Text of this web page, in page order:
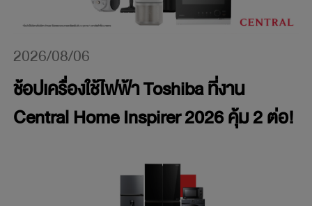
ช้อปเครื่องใช้ไฟฟ้า Toshiba ที่งาน
Central Home Inspirer 2026 คุ้ม 2 ต่อ!
2026/08/06